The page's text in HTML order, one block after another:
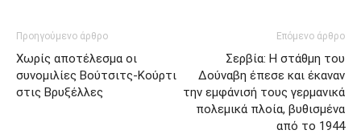
Προηγούμενο άρθρο
Χωρίς αποτέλεσμα οι
συνομιλίες Βούτσιτς-Κούρτι
στις Βρυξέλλες
Επόμενο άρθρο
Σερβία: Η στάθμη του
Δούναβη έπεσε και έκαναν
την εμφάνισή τους γερμανικά
πολεμικά πλοία, βυθισμένα
από το 1944